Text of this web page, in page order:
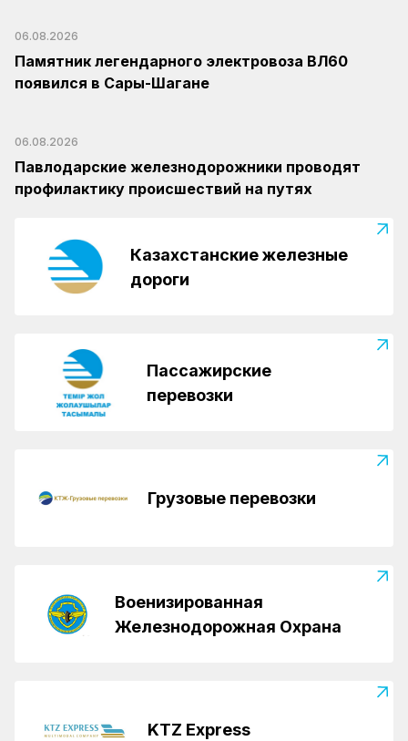
06.08.2026
Памятник легендарного электровоза ВЛ60
появился в Сары-Шагане
06.08.2026
Павлодарские железнодорожники проводят
профилактику происшествий на путях
Казахстанские железные
дороги
Пассажирские
перевозки
Грузовые перевозки
Военизированная
Железнодорожная Охрана
KTZ Express